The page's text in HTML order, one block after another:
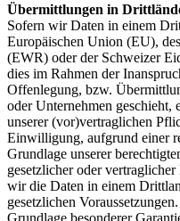
Übermittlungen in
Sofern wir Daten in einem
Europäischen Union (EU),
(EWR) oder der Schweizer
dies im Rahmen der
Offenlegung, bzw.
oder Unternehmen
unserer (vor)vertraglichen
Einwilligung, aufgrund einer
Grundlage unserer
gesetzlicher oder
wir die Daten in einem
gesetzlichen
Grundlage besonderer